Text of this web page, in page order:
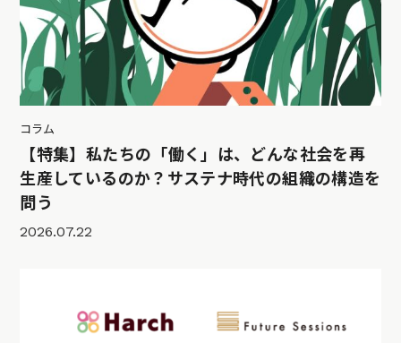
コラム
【特集】私たちの「働く」は、どんな社会を再
生産しているのか？サステナ時代の組織の構造を
問う
2026.07.22